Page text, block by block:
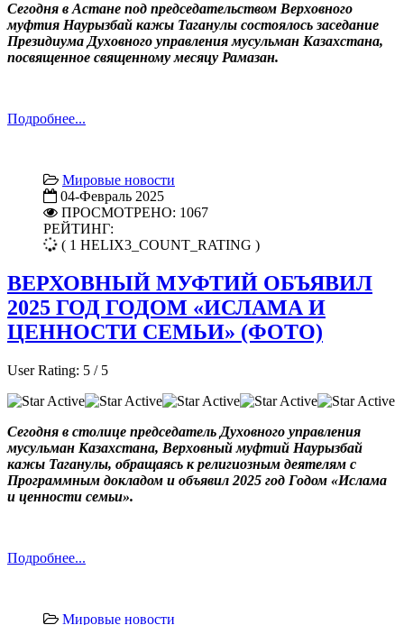
Сегодня в Астане под председательством Верховного
муфтия Наурызбай кажы Таганулы состоялось заседание
Президиума Духовного управления мусульман Казахстана,
посвященное священному месяцу Рамазан.
Подробнее...
Мировые новости
04-Февраль 2025
ПРОСМОТРЕНО: 1067
РЕЙТИНГ:
( 1 HELIX3_COUNT_RATING )
ВЕРХОВНЫЙ МУФТИЙ ОБЪЯВИЛ
2025 ГОД ГОДОМ «ИСЛАМА И
ЦЕННОСТИ СЕМЬИ» (ФОТО)
User Rating: 5 / 5
Сегодня в столице председатель Духовного управления
мусульман Казахстана, Верховный муфтий Наурызбай
кажы Таганулы, обращаясь к религиозным деятелям с
Программным докладом и объявил 2025 год Годом «Ислама
и ценности семьи».
Подробнее...
Мировые новости